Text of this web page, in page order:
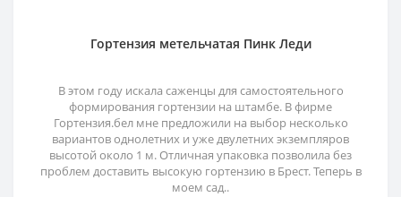
Гортензия метельчатая Пинк Леди
В этом году искала саженцы для самостоятельного
формирования гортензии на штамбе. В фирме
Гортензия.бел мне предложили на выбор несколько
вариантов однолетних и уже двулетних экземпляров
высотой около 1 м. Отличная упаковка позволила без
проблем доставить высокую гортензию в Брест. Теперь в
моем сад..